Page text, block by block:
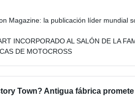
Magazine: la publicación líder mundial
INCORPORADO AL SALÓN DE LA
DE MOTOCROSS
Town? Antigua fábrica